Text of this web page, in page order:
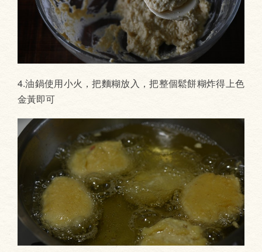
4.油鍋使用小火，把麵糊放入，把整個鬆餅糊炸得上色
金黃即可